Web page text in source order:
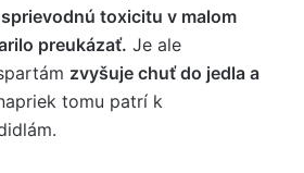
toxicitu v malom
preukázať. Je ale
zvyšuje chuť do jedla a
tomu patrí k